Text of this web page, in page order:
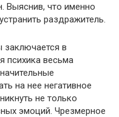
Выяснив, что именно
раздражитель.
в
психика весьма
на нее негативное
не только
эмоций. Чрезмерное